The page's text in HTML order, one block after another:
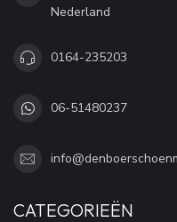
Nederland
0164-235203
06-51480237
CATEGORIEËN